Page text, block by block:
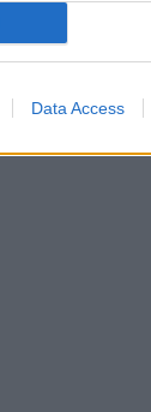
Data Access